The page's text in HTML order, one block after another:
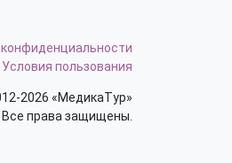
конфиденциальности
Условия пользования
2026 «МедикаТур»
Все права защищены.